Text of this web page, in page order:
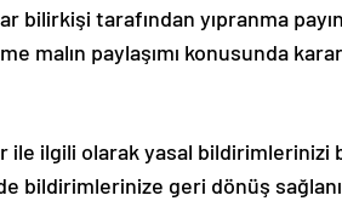
bilirkişi tarafından yıpranma
malın paylaşımı konusunda
ile ilgili olarak yasal bildirimlerinizi
bildirimlerinize geri dönüş